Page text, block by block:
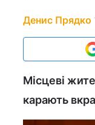
Денис Прядко
Місцеві
карають